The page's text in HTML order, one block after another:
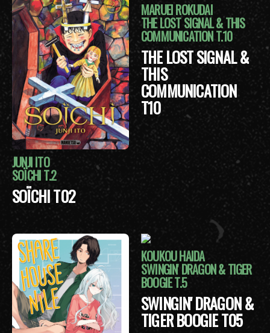
JUNJI ITO
SOÏCHI T.2
SOÏCHI T02
MARUEI ROKUDAI
THE LOST SIGNAL & THIS
COMMUNICATION T.10
THE LOST SIGNAL &
THIS
COMMUNICATION
T10
KOUKOU HAIDA
SWINGIN' DRAGON & TIGER
BOOGIE T.5
SWINGIN' DRAGON &
TIGER BOOGIE T05